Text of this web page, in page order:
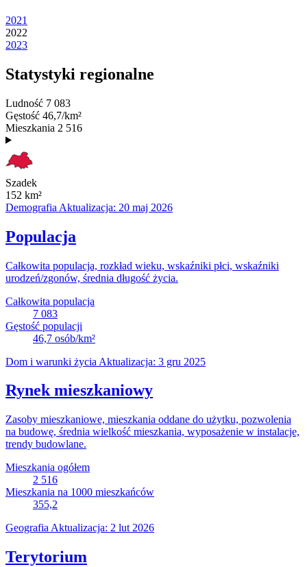
2021
2022
2023
Statystyki regionalne
Ludność 7 083
Gęstość 46,7/km²
Mieszkania 2 516
Szadek
152 km²
Demografia Aktualizacja: 20 maj 2026
Populacja
Całkowita populacja, rozkład wieku, wskaźniki płci, wskaźniki
urodzeń/zgonów, średnia długość życia.
Całkowita populacja
7 083
Gęstość populacji
46,7 osób/km²
Dom i warunki życia Aktualizacja: 3 gru 2025
Rynek mieszkaniowy
Zasoby mieszkaniowe, mieszkania oddane do użytku, pozwolenia
na budowę, średnia wielkość mieszkania, wyposażenie w instalacje,
trendy budowlane.
Mieszkania ogółem
2 516
Mieszkania na 1000 mieszkańców
355,2
Geografia Aktualizacja: 2 lut 2026
Terytorium